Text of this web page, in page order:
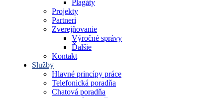
Plagáty
Projekty
Partneri
Zverejňovanie
Výročné správy
Ďalšie
Kontakt
Služby
Hlavné princípy práce
Telefonická poradňa
Chatová poradňa